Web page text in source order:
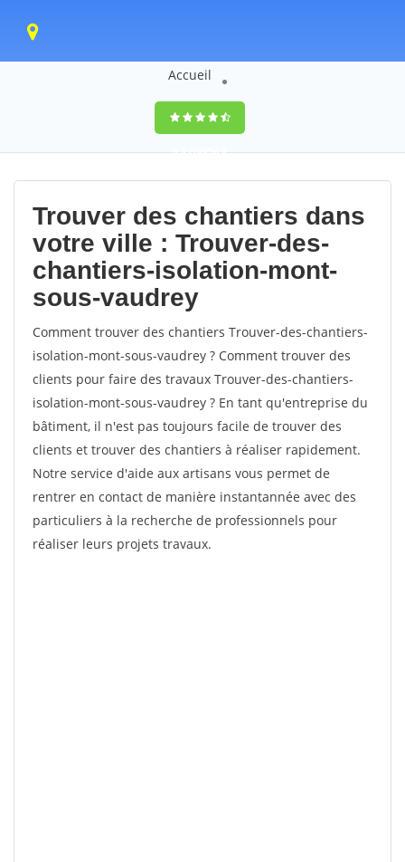
Accueil
9,5(100%)0
votes
Trouver des chantiers dans
votre ville : Trouver-des-
chantiers-isolation-mont-
sous-vaudrey
Comment trouver des chantiers Trouver-des-chantiers-
isolation-mont-sous-vaudrey ? Comment trouver des
clients pour faire des travaux Trouver-des-chantiers-
isolation-mont-sous-vaudrey ? En tant qu'entreprise du
bâtiment, il n'est pas toujours facile de trouver des
clients et trouver des chantiers à réaliser rapidement.
Notre service d'aide aux artisans vous permet de
rentrer en contact de manière instantannée avec des
particuliers à la recherche de professionnels pour
réaliser leurs projets travaux.